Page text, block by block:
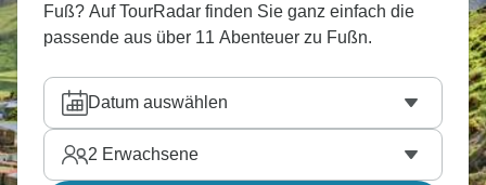
Fuß? Auf TourRadar finden Sie ganz einfach die
passende aus über 11 Abenteuer zu Fußn.
Datum auswählen
2 Erwachsene